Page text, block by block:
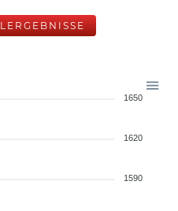
1650
1620
1590